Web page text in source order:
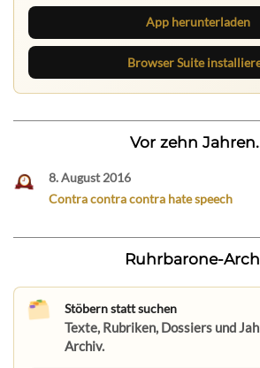
App herunterladen
Browser Suite
Vor zehn
8. August 2016
Contra contra contra hate speech
Ruhrbarone-
Stöbern statt suchen
Texte, Rubriken, Dossiers und
Archiv.